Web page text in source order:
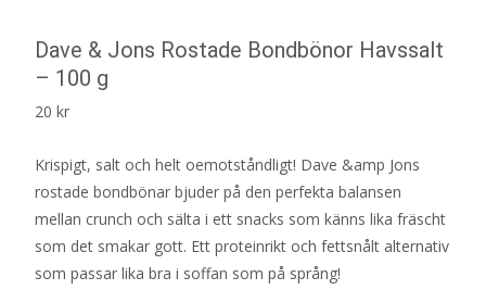
Dave & Jons Rostade Bondbönor Havssalt
– 100 g
20 kr
Krispigt, salt och helt oemotståndligt! Dave &amp Jons
rostade bondbönar bjuder på den perfekta balansen
mellan crunch och sälta i ett snacks som känns lika fräscht
som det smakar gott. Ett proteinrikt och fettsnålt alternativ
som passar lika bra i soffan som på språng!